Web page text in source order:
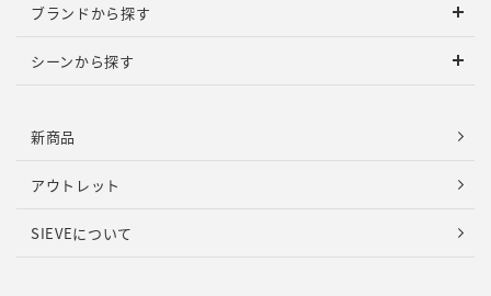
ブランドから探す
シーンから探す
新商品
アウトレット
SIEVEについて